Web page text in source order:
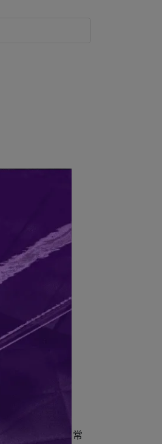
明啞光塗裝，日常